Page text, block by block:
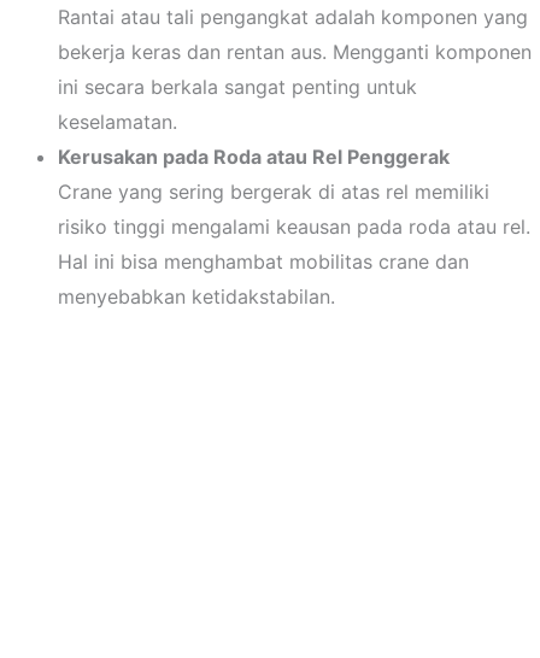
Rantai atau tali pengangkat adalah komponen yang
bekerja keras dan rentan aus. Mengganti komponen
ini secara berkala sangat penting untuk
keselamatan.
Kerusakan pada Roda atau Rel Penggerak
Crane yang sering bergerak di atas rel memiliki
risiko tinggi mengalami keausan pada roda atau rel.
Hal ini bisa menghambat mobilitas crane dan
menyebabkan ketidakstabilan.